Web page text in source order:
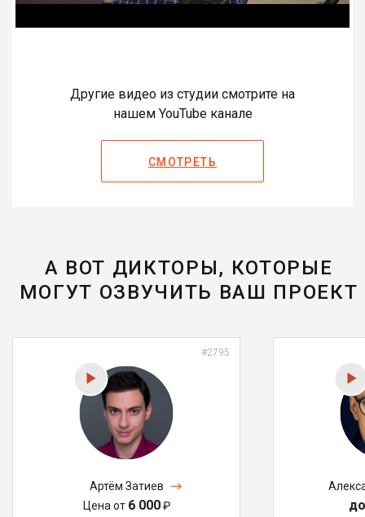
Другие видео из студии смотрите на
нашем YouTube канале
СМОТРЕТЬ
А ВОТ ДИКТОРЫ, КОТОРЫЕ
МОГУТ ОЗВУЧИТЬ ВАШ ПРОЕКТ
#2795
Артём Затиев
Цена от 6 000₽